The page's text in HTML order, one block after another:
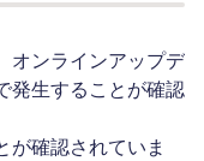
オンラインアップデ
発生することが確認
が確認されていま